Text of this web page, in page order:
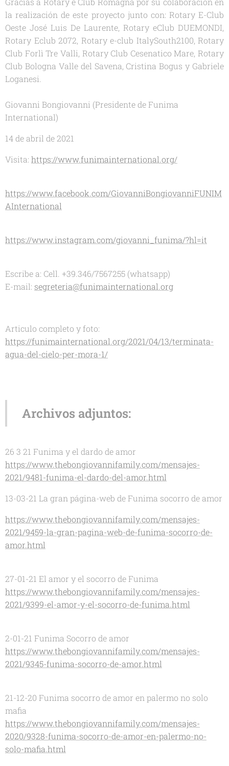
la realización de este proyecto junto con: Rotary E-Club
Oeste José Luis De Laurente, Rotary eClub DUEMONDI,
Rotary Eclub 2072, Rotary e-club ItalySouth2100, Rotary
Club Forlì Tre Valli, Rotary Club Cesenatico Mare, Rotary
Club Bologna Valle del Savena, Cristina Bogus y Gabriele
Loganesi.
Giovanni Bongiovanni (Presidente de Funima
International)
14 de abril de 2021
Visita: https://www.funimainternational.org/
https://www.facebook.com/GiovanniBongiovanniFUNIM
AInternational
https://www.instagram.com/giovanni_funima/?hl=it
Escribe a: Cell. +39.346/7567255 (whatsapp)
E-mail: segreteria@funimainternational.org
Articulo completo y foto:
https://funimainternational.org/2021/04/13/terminata-
agua-del-cielo-per-mora-1/
Archivos adjuntos:
26 3 21 Funima y el dardo de amor
https://www.thebongiovannifamily.com/mensajes-
2021/9481-funima-el-dardo-del-amor.html
13-03-21 La gran página-web de Funima socorro de amor
https://www.thebongiovannifamily.com/mensajes-
2021/9459-la-gran-pagina-web-de-funima-socorro-de-
amor.html
27-01-21 El amor y el socorro de Funima
https://www.thebongiovannifamily.com/mensajes-
2021/9399-el-amor-y-el-socorro-de-funima.html
2-01-21 Funima Socorro de amor
https://www.thebongiovannifamily.com/mensajes-
2021/9345-funima-socorro-de-amor.html
21-12-20 Funima socorro de amor en palermo no solo
mafia
https://www.thebongiovannifamily.com/mensajes-
2020/9328-funima-socorro-de-amor-en-palermo-no-
solo-mafia.html